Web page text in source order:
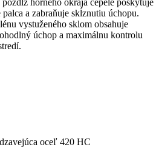
horného okraja čepele poskytuje
palca a zabraňuje skĺznutiu úchopu.
vystuženého sklom obsahuje
úchop a maximálnu kontrolu
oceľ 420 HC